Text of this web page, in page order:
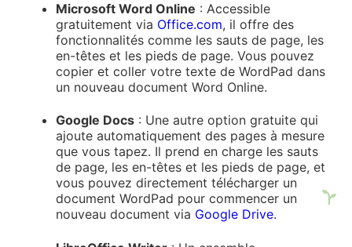
Microsoft Word Online : Accessible
gratuitement via Office.com, il offre des
fonctionnalités comme les sauts de page, les
en-têtes et les pieds de page. Vous pouvez
copier et coller votre texte de WordPad dans
un nouveau document Word Online.
Google Docs : Une autre option gratuite qui
ajoute automatiquement des pages à mesure
que vous tapez. Il prend en charge les sauts
de page, les en-têtes et les pieds de page, et
vous pouvez directement télécharger un
document WordPad pour commencer un
nouveau document via Google Drive.